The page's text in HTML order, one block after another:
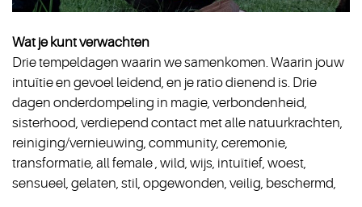
Wat je kunt verwachten
Drie tempeldagen waarin we samenkomen. Waarin jouw
intuïtie en gevoel leidend, en je ratio dienend is. Drie
dagen onderdompeling in magie, verbondenheid,
sisterhood, verdiepend contact met alle natuurkrachten,
reiniging/vernieuwing, community, ceremonie,
transformatie, all female , wild, wijs, intuïtief, woest,
sensueel, gelaten, stil, opgewonden, veilig, beschermd,